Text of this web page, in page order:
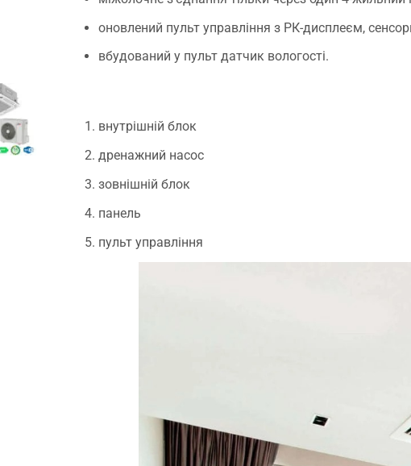
оновлений пульт управління з РК-дисплеєм,
вбудований у пульт датчик вологості.
внутрішній блок
дренажний насос
зовнішній блок
панель
пульт управління